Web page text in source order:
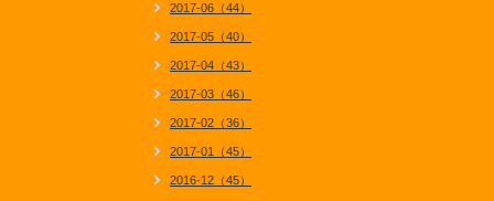
2017-06（44）
2017-05（40）
2017-04（43）
2017-03（46）
2017-02（36）
2017-01（45）
2016-12（45）